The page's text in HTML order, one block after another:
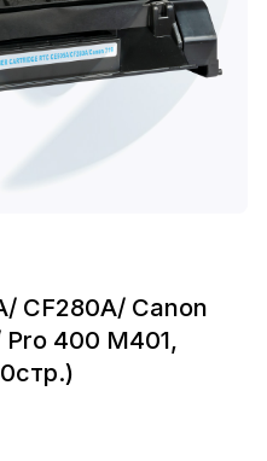
CF280A/ Canon
Pro 400 M401,